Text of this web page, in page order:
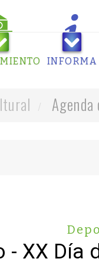
INFORMA
- XX Día